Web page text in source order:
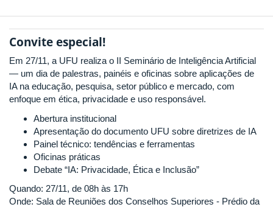
Convite especial!
Em 27/11, a UFU realiza o II Seminário de Inteligência Artificial
— um dia de palestras, painéis e oficinas sobre aplicações de
IA na educação, pesquisa, setor público e mercado, com
enfoque em ética, privacidade e uso responsável.
Abertura institucional
Apresentação do documento UFU sobre diretrizes de IA
Painel técnico: tendências e ferramentas
Oficinas práticas
Debate “IA: Privacidade, Ética e Inclusão”
Quando: 27/11, de 08h às 17h
Onde: Sala de Reuniões dos Conselhos Superiores - Prédio da